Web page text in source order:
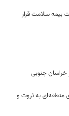
بیمه سلامت قرار
خراسان جنوبی
منطقه‌ای به ثروت و